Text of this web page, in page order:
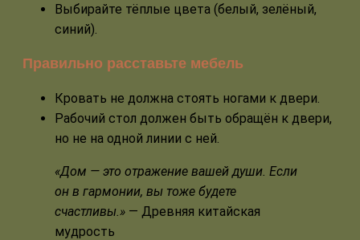
Выбирайте тёплые цвета (белый, зелёный,
синий).
Правильно расставьте мебель
Кровать не должна стоять ногами к двери.
Рабочий стол должен быть обращён к двери,
но не на одной линии с ней.
«Дом — это отражение вашей души. Если
он в гармонии, вы тоже будете
счастливы.» — Древняя китайская
мудрость